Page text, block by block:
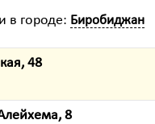
в городе: Биробиджан
48
8